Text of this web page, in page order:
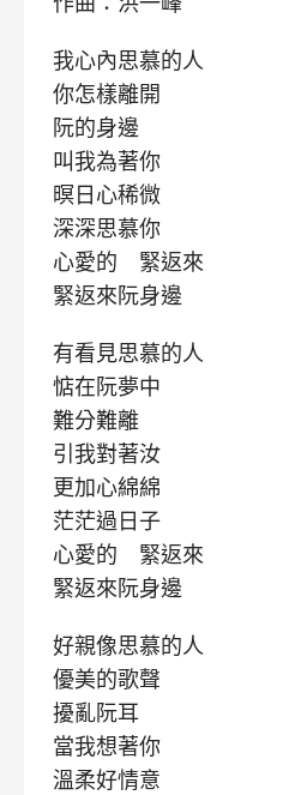
我心內思慕的人
你怎樣離開
阮的身邊
叫我為著你
暝日心稀微
深深思慕你
心愛的 緊返來
緊返來阮身邊
有看見思慕的人
惦在阮夢中
難分難離
引我對著汝
更加心綿綿
茫茫過日子
心愛的 緊返來
緊返來阮身邊
好親像思慕的人
優美的歌聲
擾亂阮耳
當我想著你
溫柔好情意